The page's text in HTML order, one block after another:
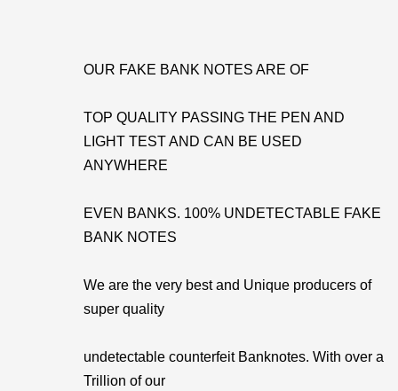
OUR FAKE BANK NOTES ARE OF
TOP QUALITY PASSING THE PEN AND
LIGHT TEST AND CAN BE USED
ANYWHERE
EVEN BANKS. 100% UNDETECTABLE FAKE
BANK NOTES
We are the very best and Unique producers of
super quality
undetectable counterfeit Banknotes. With over a
Trillion of our